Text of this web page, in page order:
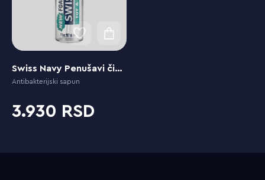
Swiss Navy Penušavi čistač
Antibakterijski sapun
3.930